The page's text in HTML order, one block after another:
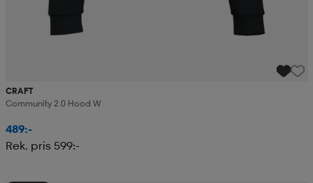
CRAFT
Community 2.0 Hood W
489:-
Rek. pris 599:-